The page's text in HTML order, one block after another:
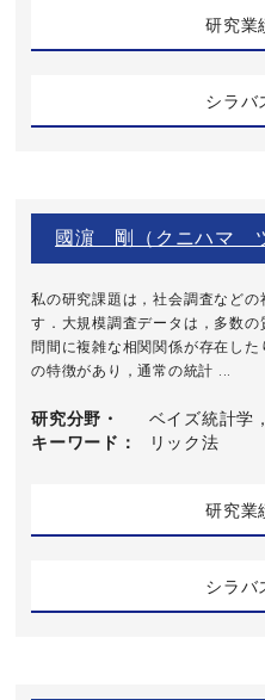
研究業
シラバ
國濵 剛（クニハマ
私の研究課題は，社会調査など
す．大規模調査データは，多数
問間に複雑な相関関係が存在し
の特徴があり，通常の統計 ...
研究分野・
キーワード
ベイズ統計学
リック法
研究業
シラバ